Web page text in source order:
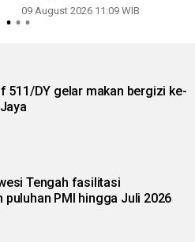
09 August 2026 11:09 WIB
511/DY gelar makan bergizi ke-
Tengah fasilitasi
puluhan PMI hingga Juli 2026